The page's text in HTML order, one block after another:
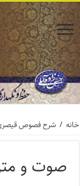
خانه / شرح فصوص
صوت و